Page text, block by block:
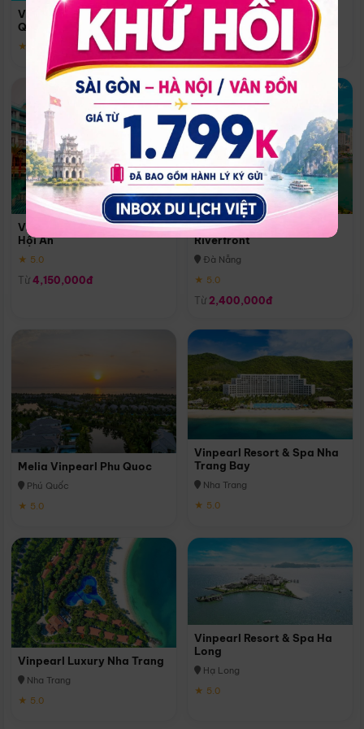
Vinpearl Resort & Spa Phu
Quoc
★ 5.0
Quoc
Phú Quốc
★ 5.0
Vinpearl Resort & Golf Nam
Hội An
★ 5.0
Từ 4,150,000đ
Melia Vinpearl Danang
Riverfront
Đà Nẵng
★ 5.0
Từ 2,400,000đ
Melia Vinpearl Phu Quoc
Phú Quốc
★ 5.0
Vinpearl Resort & Spa Nha
Trang Bay
Nha Trang
★ 5.0
Vinpearl Luxury Nha Trang
Nha Trang
★ 5.0
Vinpearl Resort & Spa Ha
Long
Hạ Long
★ 5.0